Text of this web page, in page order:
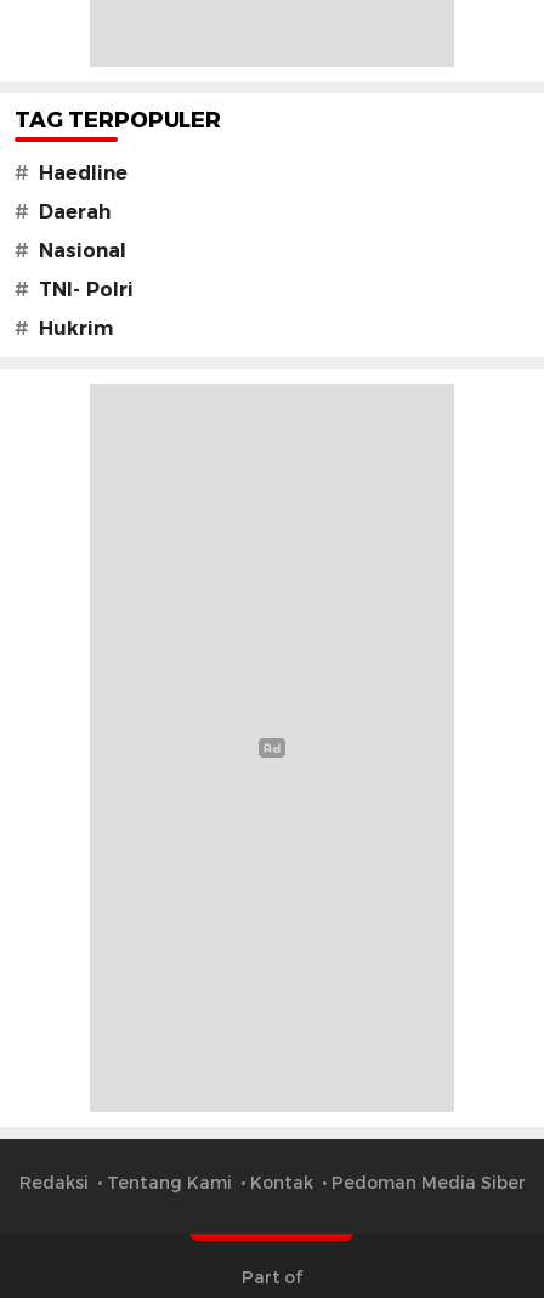
TAG TERPOPULER
# Haedline
# Daerah
# Nasional
# TNI- Polri
# Hukrim
Redaksi Tentang Kami Kontak Pedoman Media Siber
Part of